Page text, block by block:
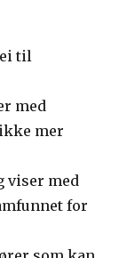
til
med
mer
viser med
for